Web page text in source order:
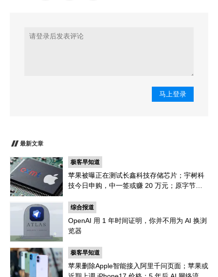
马上登录
最新文章
极客早知道
苹果被曝正在测试长鑫科技存储芯片；宇树科
技今日申购，中一签或赚 20 万元；原字节跳
综合报道
OpenAI 用 1 年时间证明，你并不用为 AI 换浏
览器
极客早知道
苹果删除Apple智能接入阿里千问页面；苹果或